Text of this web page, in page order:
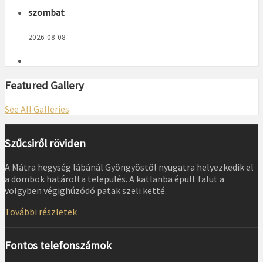
szombat
2026-08-08
Featured Gallery
See All Galleries
Szűcsiről röviden
A Mátra hegység lábánál Gyöngyöstől nyugatra helyezkedik el
a dombok határolta település. A katlanba épült falut a
völgyben végighúzódó patak szeli ketté.
További részletek
Fontos telefonszámok